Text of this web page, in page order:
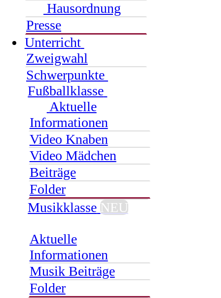
Hausordnung
Presse
Unterricht
Zweigwahl
Schwerpunkte
Fußballklasse
Aktuelle
Informationen
Video Knaben
Video Mädchen
Beiträge
Folder
Musikklasse NEU
Aktuelle
Informationen
Musik Beiträge
Folder